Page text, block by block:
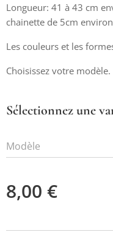
Colliers
Longueur: 41 à 43 cm
chainette de 5cm
Les couleurs et les
Choisissez votre modèle.
Sélectionnez une
Modèle
8,00 €